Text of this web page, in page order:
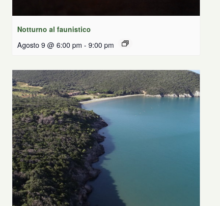
Notturno al faunistico
Agosto 9 @ 6:00 pm - 9:00 pm